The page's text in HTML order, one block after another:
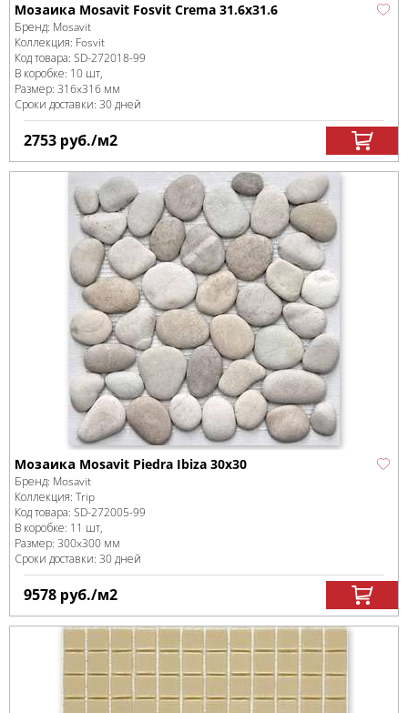
Мозаика Mosavit Fosvit Crema 31.6x31.6
Бренд: Mosavit
Коллекция: Fosvit
Код товара: SD-272018-99
В коробке: 10 шт,
Размер: 316x316 мм
Сроки доставки: 30 дней
2753 руб./м2
Мозаика Mosavit Piedra Ibiza 30х30
Бренд: Mosavit
Коллекция: Trip
Код товара: SD-272005-99
В коробке: 11 шт,
Размер: 300x300 мм
Сроки доставки: 30 дней
9578 руб./м2